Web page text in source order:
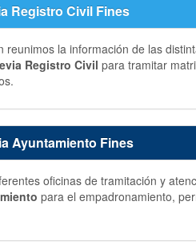
Registro Civil Fines
reunimos la información de las
Registro Civil para tramitar
Ayuntamiento Fines
oficinas de tramitación y
para el empadronamiento,